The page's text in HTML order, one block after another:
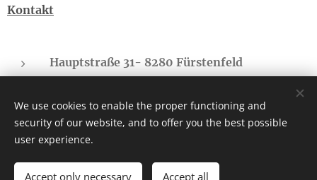
Kontakt
Hauptstraße 31- 8280 Fürstenfeld
cbd-regional.suedbgld@gmx.at
Telefon: +43(0)660-4073682
We use cookies to enable the proper functioning and
security of our website, and to offer you the best possible
user experience.
Accept only necessary Accept all